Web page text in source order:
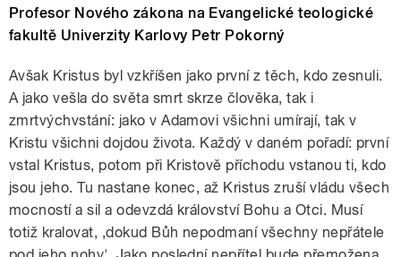
Profesor Nového zákona na Evangelické teologické
fakultě Univerzity Karlovy Petr Pokorný
Avšak Kristus byl vzkříšen jako první z těch, kdo zesnuli.
A jako vešla do světa smrt skrze člověka, tak i
zmrtvýchvstání: jako v Adamovi všichni umírají, tak v
Kristu všichni dojdou života. Každý v daném pořadí: první
vstal Kristus, potom při Kristově příchodu vstanou ti, kdo
jsou jeho. Tu nastane konec, až Kristus zruší vládu všech
mocností a sil a odevzdá království Bohu a Otci. Musí
totiž kralovat, ,dokud Bůh nepodmaní všechny nepřátele